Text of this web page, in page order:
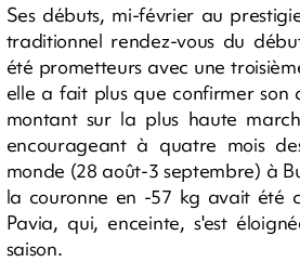
Ses débuts, mi-février au
traditionnel rendez-vous du
été prometteurs avec une
elle a fait plus que confirmer
montant sur la plus haute
encourageant à quatre mois
monde (28 août-3 septembre) à
la couronne en -57 kg avait été
Pavia, qui, enceinte, s'est
saison.